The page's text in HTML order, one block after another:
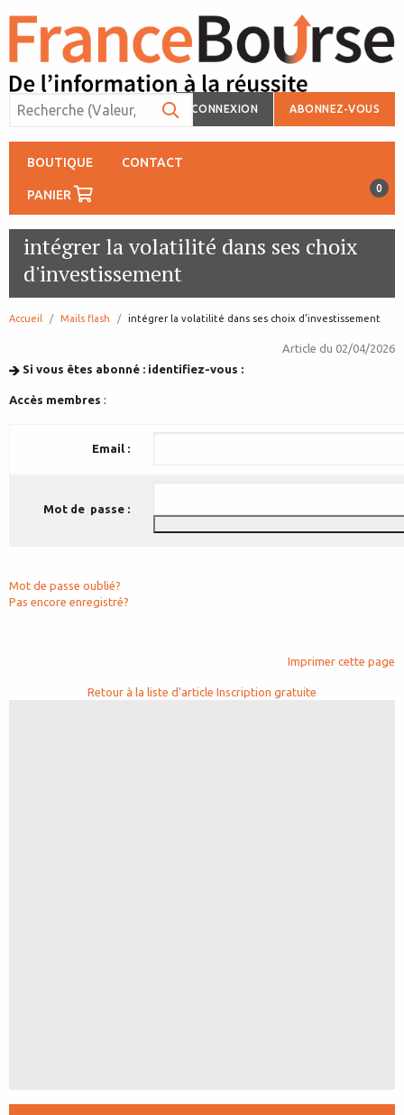
CONNEXION ABONNEZ-VOUS
BOUTIQUE CONTACT
PANIER 0
intégrer la volatilité dans ses choix
d'investissement
Accueil Mails flash page:
intégrer la volatilité dans ses choix d'investissement
Article du 02/04/2026
Si vous êtes abonné : identifiez-vous :
Accès membres :
Email :
Mot de passe :
Mot de passe oublié?
Pas encore enregistré?
Imprimer cette page
Retour à la liste d'article Inscription gratuite